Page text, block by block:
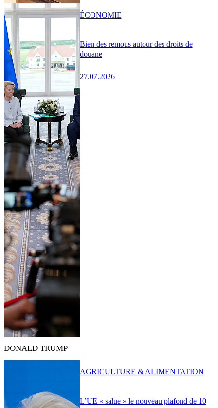
Bien des remous autour des droits de
douane
27.07.2026
ÉCONOMIE
DONALD TRUMP
L’UE « salue » le nouveau plafond de 10
AGRICULTURE & ALIMENTATION